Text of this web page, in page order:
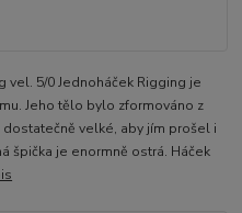
vel. 5/0 Jednoháček Rigging je
Jeho tělo bylo zformováno z
velké, aby jím prošel i
špička je enormně ostrá. Háček